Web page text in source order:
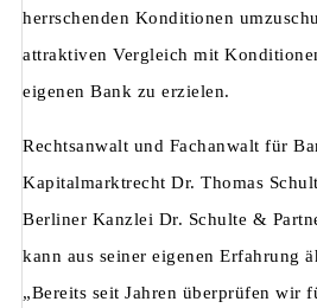
herrschenden Konditionen
attraktiven Vergleich mit
eigenen Bank zu erzielen.
Rechtsanwalt und Fachanwalt für
Kapitalmarktrecht Dr. Thomas
Berliner Kanzlei Dr. Schulte &
kann aus seiner eigenen Erfahrung
„Bereits seit Jahren überprüfen wir